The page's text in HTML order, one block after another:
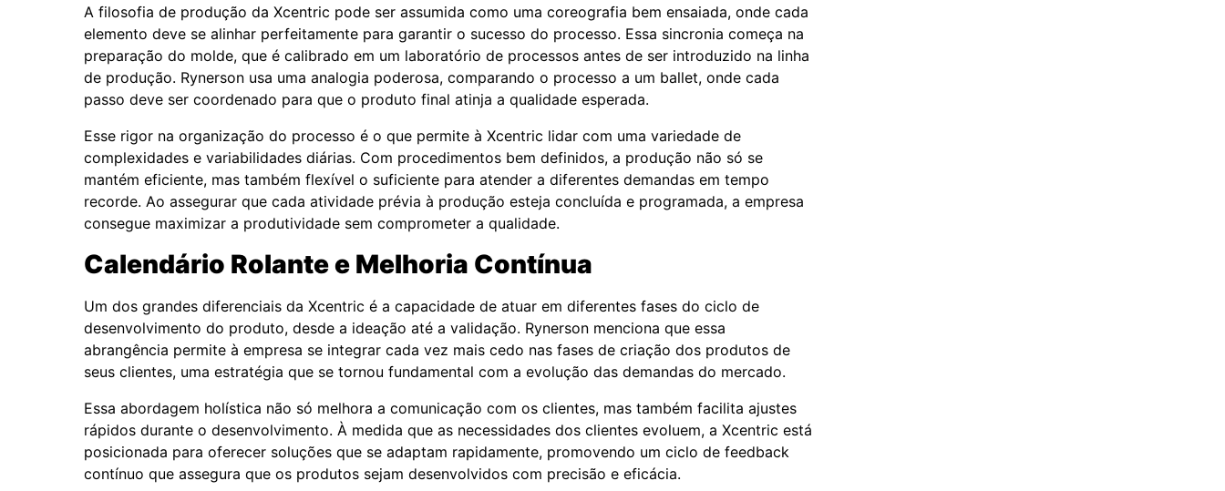
A filosofia de produção da Xcentric pode ser assumida como uma coreografia bem ensaiada, onde cada
elemento deve se alinhar perfeitamente para garantir o sucesso do processo. Essa sincronia começa na
preparação do molde, que é calibrado em um laboratório de processos antes de ser introduzido na linha
de produção. Rynerson usa uma analogia poderosa, comparando o processo a um ballet, onde cada
passo deve ser coordenado para que o produto final atinja a qualidade esperada.
Esse rigor na organização do processo é o que permite à Xcentric lidar com uma variedade de
complexidades e variabilidades diárias. Com procedimentos bem definidos, a produção não só se
mantém eficiente, mas também flexível o suficiente para atender a diferentes demandas em tempo
recorde. Ao assegurar que cada atividade prévia à produção esteja concluída e programada, a empresa
consegue maximizar a produtividade sem comprometer a qualidade.
Calendário Rolante e Melhoria Contínua
Um dos grandes diferenciais da Xcentric é a capacidade de atuar em diferentes fases do ciclo de
desenvolvimento do produto, desde a ideação até a validação. Rynerson menciona que essa
abrangência permite à empresa se integrar cada vez mais cedo nas fases de criação dos produtos de
seus clientes, uma estratégia que se tornou fundamental com a evolução das demandas do mercado.
Essa abordagem holística não só melhora a comunicação com os clientes, mas também facilita ajustes
rápidos durante o desenvolvimento. À medida que as necessidades dos clientes evoluem, a Xcentric está
posicionada para oferecer soluções que se adaptam rapidamente, promovendo um ciclo de feedback
contínuo que assegura que os produtos sejam desenvolvidos com precisão e eficácia.